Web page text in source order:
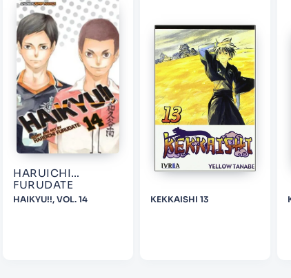
HARUICHI
FURUDATE
HAIKYU!!, VOL. 14 KEKKAISHI 13